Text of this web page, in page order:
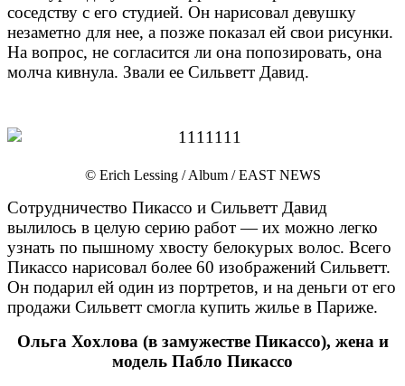
соседству с его студией. Он нарисовал девушку
незаметно для нее, а позже показал ей свои рисунки.
На вопрос, не согласится ли она попозировать, она
молча кивнула. Звали ее Сильветт Давид.
© Erich Lessing / Album / EAST NEWS
Сотрудничество Пикассо и Сильветт Давид
вылилось в целую серию работ — их можно легко
узнать по пышному хвосту белокурых волос. Всего
Пикассо нарисовал более 60 изображений Сильветт.
Он подарил ей один из портретов, и на деньги от его
продажи Сильветт смогла купить жилье в Париже.
Ольга Хохлова (в замужестве Пикассо), жена и
модель Пабло Пикассо